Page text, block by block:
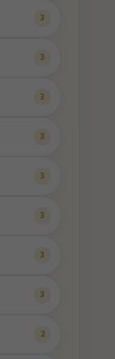
3
3
3
3
3
3
3
3
2